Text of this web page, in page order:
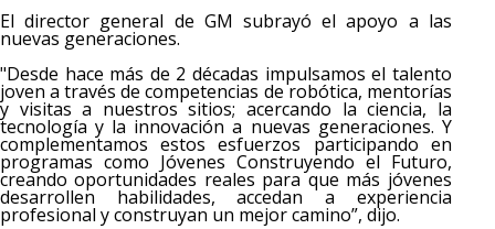
El director general de GM subrayó el apoyo a las
nuevas generaciones.
"Desde hace más de 2 décadas impulsamos el talento
joven a través de competencias de robótica, mentorías
y visitas a nuestros sitios; acercando la ciencia, la
tecnología y la innovación a nuevas generaciones. Y
complementamos estos esfuerzos participando en
programas como Jóvenes Construyendo el Futuro,
creando oportunidades reales para que más jóvenes
desarrollen habilidades, accedan a experiencia
profesional y construyan un mejor camino”, dijo.